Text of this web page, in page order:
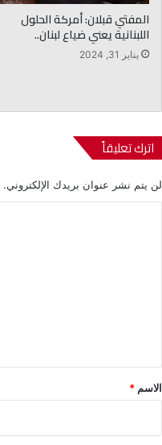
المفتي قبلان: أمركة الحلول
اللبنانية يعني ضياع لبنان..
يناير 31, 2024
اترك تعليقاً
لن يتم نشر عنوان بريدك الإلكتروني.
*
الاسم *